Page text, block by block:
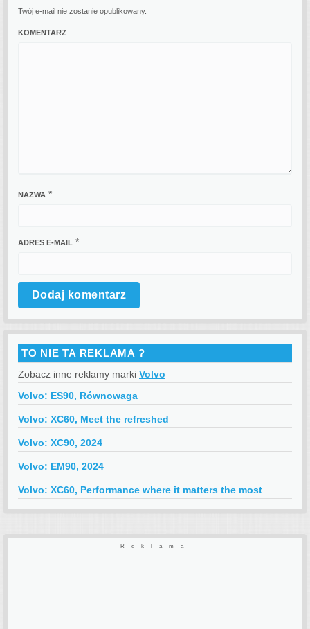
Twój e-mail nie zostanie opublikowany.
KOMENTARZ
NAZWA *
ADRES E-MAIL *
TO NIE TA REKLAMA ?
Zobacz inne reklamy marki Volvo
Volvo: ES90, Równowaga
Volvo: XC60, Meet the refreshed
Volvo: XC90, 2024
Volvo: EM90, 2024
Volvo: XC60, Performance where it matters the most
Reklama